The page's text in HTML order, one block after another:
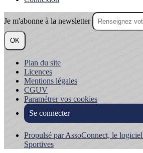
Je m'abonne à la newsletter
OK
Plan du site
Licences
Mentions légales
CGUV
Paramétrer vos cookies
Se connecter
Propulsé par AssoConnect, le
Sportives